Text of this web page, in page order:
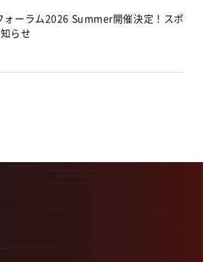
ォーラム2026 Summer開催決定！スポ
らせ